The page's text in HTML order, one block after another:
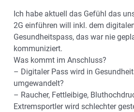
Ich habe aktuell das Gefühl das
2G einführen will inkl. dem
Gesundheitspass, das war nie
kommuniziert.
Was kommt im Anschluss?
– Digitaler Pass wird in
umgewandelt?
– Raucher, Fettleibige,
Extremsportler wird schlechter